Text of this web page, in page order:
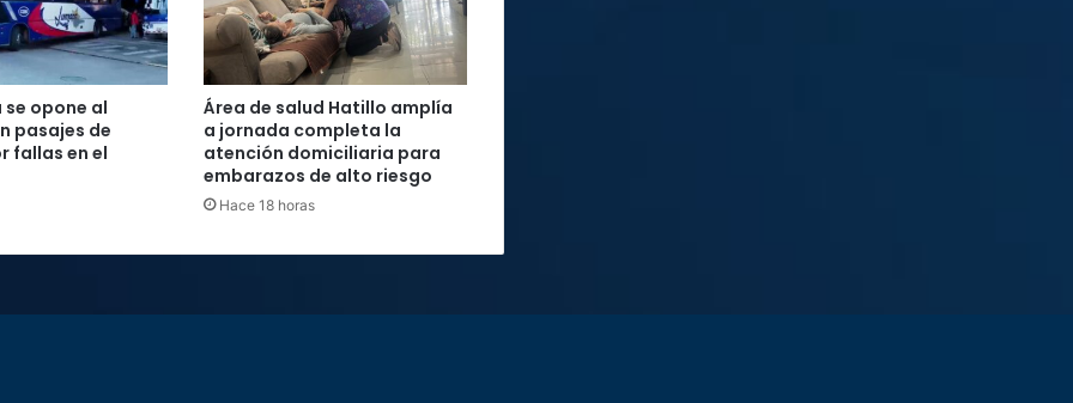
opone al
pasajes de
fallas en el
Área de salud Hatillo amplía
a jornada completa la
atención domiciliaria para
embarazos de alto riesgo
Hace 18 horas